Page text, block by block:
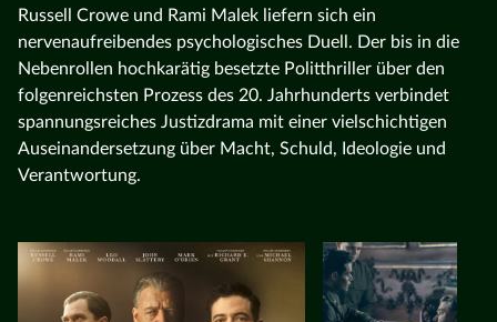
Russell Crowe und Rami Malek liefern sich ein
nervenaufreibendes psychologisches Duell. Der bis in die
Nebenrollen hochkarätig besetzte Politthriller über den
folgenreichsten Prozess des 20. Jahrhunderts verbindet
spannungsreiches Justizdrama mit einer vielschichtigen
Auseinandersetzung über Macht, Schuld, Ideologie und
Verantwortung.